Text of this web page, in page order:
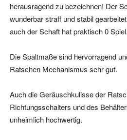
herausragend zu bezeichnen! Der
wunderbar straff und stabil
auch der Schaft hat praktisch 0 Spiel.
Die Spaltmaße sind hervorragend
Ratschen Mechanismus sehr gut.
Auch die Geräuschkulisse der
Richtungsschalters und des
unheimlich hochwertig.